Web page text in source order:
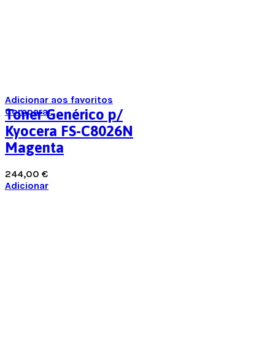
Adicionar aos favoritos
Comparar
Toner Genérico p/
Kyocera FS-C8026N
Magenta
244,00 €
Adicionar